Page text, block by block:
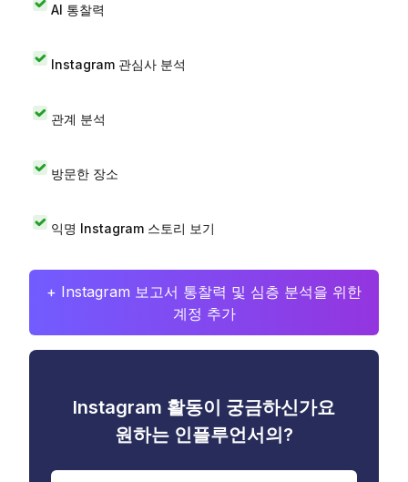
AI 통찰력
Instagram 관심사 분석
관계 분석
방문한 장소
익명 Instagram 스토리 보기
+ Instagram 보고서 통찰력 및 심층 분석을 위한
계정 추가
Instagram 활동이 궁금하신가요
원하는 인플루언서의?